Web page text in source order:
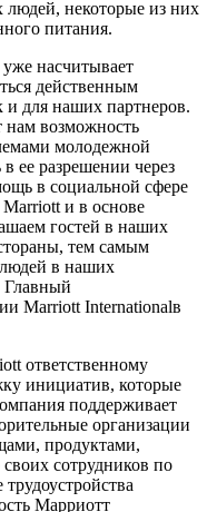
некоторые из них
питания.
насчитывает
действенным
и для наших партнеров.
нам возможность
молодежной
ее разрешении через
в социальной сфере
и в основе
гостей в наших
тем самым
в наших
Главный
Marriott Internationalв
ответственному
инициатив, которые
поддерживает
организации
продуктами,
сотрудников по
Марриотт